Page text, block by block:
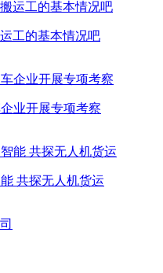
工的基本情况吧
业开展专项考察
共探无人机货运